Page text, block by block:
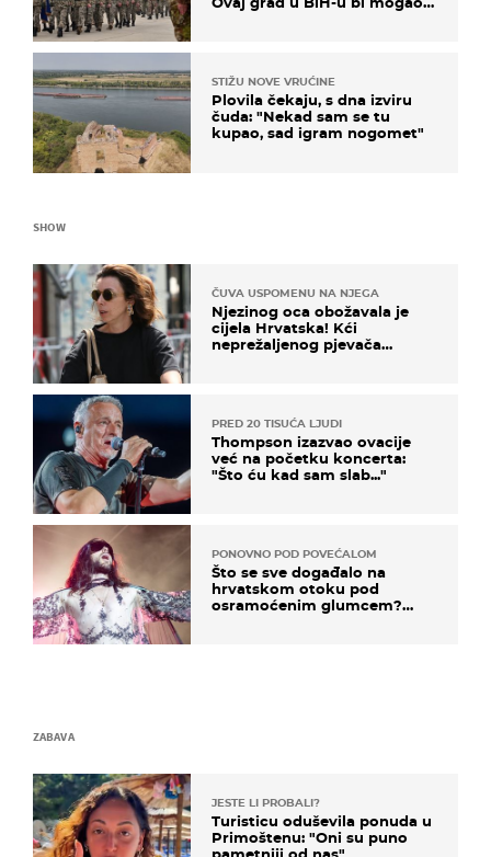
STIŽU NOVE VRUĆINE
Plovila čekaju, s dna izviru
čuda: "Nekad sam se tu
kupao, sad igram nogomet"
SHOW
ČUVA USPOMENU NA NJEGA
Njezinog oca obožavala je
cijela Hrvatska! Kći
neprežaljenog pjevača
PRED 20 TISUĆA LJUDI
Thompson izazvao ovacije
već na početku koncerta:
"Što ću kad sam slab..."
PONOVNO POD POVEĆALOM
Što se sve događalo na
hrvatskom otoku pod
osramoćenim glumcem?
ZABAVA
JESTE LI PROBALI?
Turisticu oduševila ponuda u
Primoštenu: "Oni su puno